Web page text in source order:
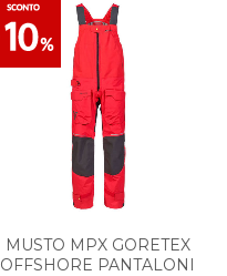
MUSTO MPX GORETEX
OFFSHORE PANTALONI